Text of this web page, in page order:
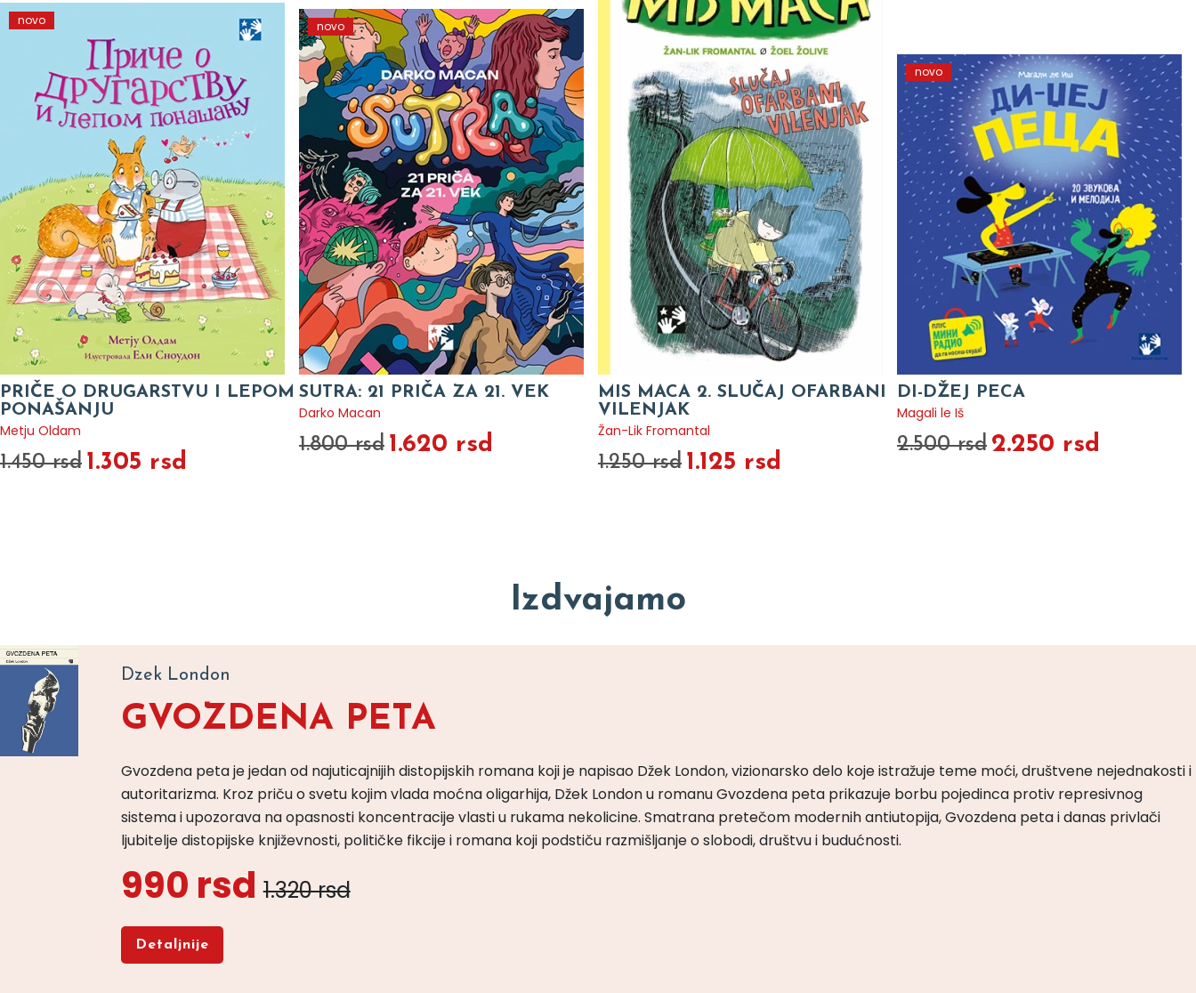
novo
PRIČE O DRUGARSTVU I LEPOM
PONAŠANJU
Metju Oldam
1.450 rsd 1.305 rsd
novo
SUTRA: 21 PRIČA ZA 21. VEK
Darko Macan
1.800 rsd 1.620 rsd
MIS MACA 2. SLUČAJ OFARBANI
VILENJAK
Žan-Lik Fromantal
1.250 rsd 1.125 rsd
novo
DI-DŽEJ PECA
Magali le Iš
2.500 rsd 2.250 rsd
Izdvajamo
Dzek London
GVOZDENA PETA
Gvozdena peta je jedan od najuticajnijih distopijskih romana koji je napisao Džek London, vizionarsko delo koje istražuje teme moći, društvene nejednakosti i
autoritarizma. Kroz priču o svetu kojim vlada moćna oligarhija, Džek London u romanu Gvozdena peta prikazuje borbu pojedinca protiv represivnog
sistema i upozorava na opasnosti koncentracije vlasti u rukama nekolicine. Smatrana pretečom modernih antiutopija, Gvozdena peta i danas privlači
ljubitelje distopijske književnosti, političke fikcije i romana koji podstiču razmišljanje o slobodi, društvu i budućnosti.
990 rsd 1.320 rsd
Detaljnije